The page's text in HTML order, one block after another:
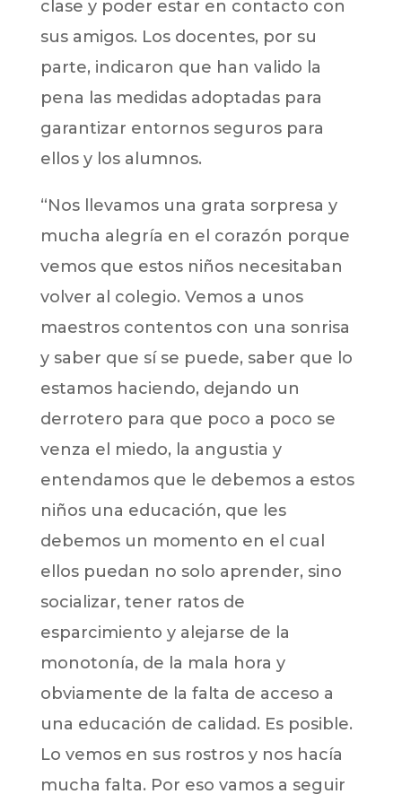
clase y poder estar en contacto con
sus amigos. Los docentes, por su
parte, indicaron que han valido la
pena las medidas adoptadas para
garantizar entornos seguros para
ellos y los alumnos.
“Nos llevamos una grata sorpresa y
mucha alegría en el corazón porque
vemos que estos niños necesitaban
volver al colegio. Vemos a unos
maestros contentos con una sonrisa
y saber que sí se puede, saber que lo
estamos haciendo, dejando un
derrotero para que poco a poco se
venza el miedo, la angustia y
entendamos que le debemos a estos
niños una educación, que les
debemos un momento en el cual
ellos puedan no solo aprender, sino
socializar, tener ratos de
esparcimiento y alejarse de la
monotonía, de la mala hora y
obviamente de la falta de acceso a
una educación de calidad. Es posible.
Lo vemos en sus rostros y nos hacía
mucha falta. Por eso vamos a seguir